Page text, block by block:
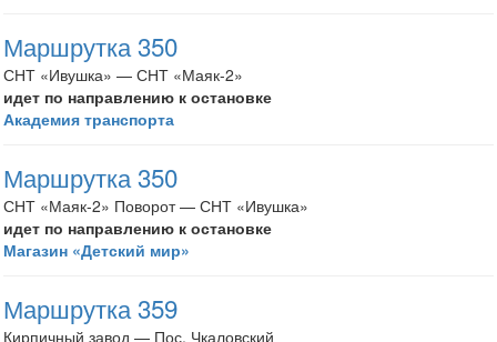
Маршрутка 350
СНТ «Ивушка» — СНТ «Маяк-2»
идет по направлению к остановке
Академия транспорта
Маршрутка 350
СНТ «Маяк-2» Поворот — СНТ «Ивушка»
идет по направлению к остановке
Магазин «Детский мир»
Маршрутка 359
Кирпичный завод — Пос. Чкаловский